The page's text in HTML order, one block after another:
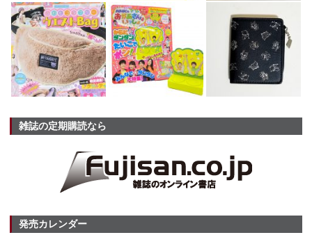
雑誌の定期購読なら
発売カレンダー